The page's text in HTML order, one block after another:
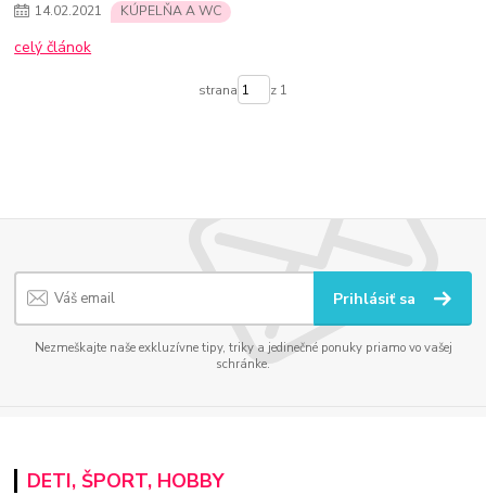
14.02.2021 KÚPELŇA A WC
celý článok
strana z 1
Prihlásiť sa
Nezmeškajte naše exkluzívne tipy, triky a jedinečné ponuky priamo vo vašej
schránke.
DETI, ŠPORT, HOBBY